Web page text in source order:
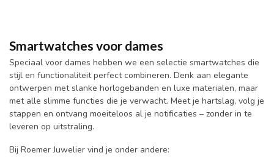
Smartwatches voor dames
Speciaal voor dames hebben we een selectie smartwatches die
stijl en functionaliteit perfect combineren. Denk aan elegante
ontwerpen met slanke horlogebanden en luxe materialen, maar
met alle slimme functies die je verwacht. Meet je hartslag, volg je
stappen en ontvang moeiteloos al je notificaties – zonder in te
leveren op uitstraling.
Bij Roemer Juwelier vind je onder andere: